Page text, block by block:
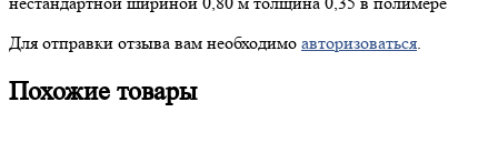
Для отправки отзыва вам необходимо авторизоваться.
Похожие товары